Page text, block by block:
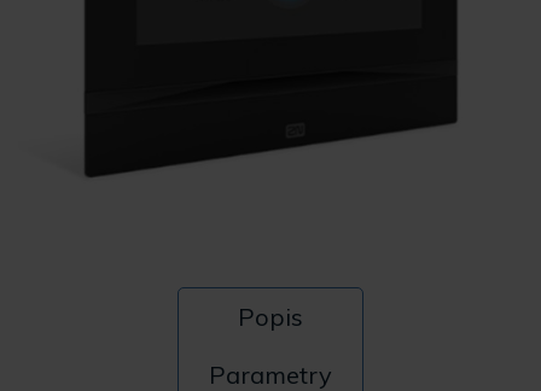
Popis
Parametry